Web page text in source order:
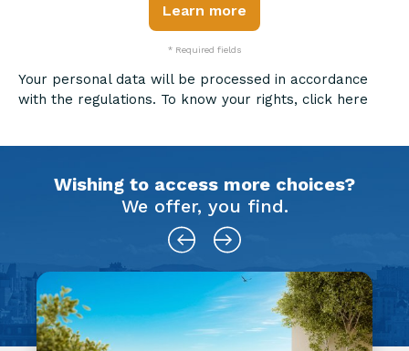
Learn more
* Required fields
Your personal data will be processed in accordance
with the regulations. To know your rights, click here
Wishing to access more choices?
We offer, you find.